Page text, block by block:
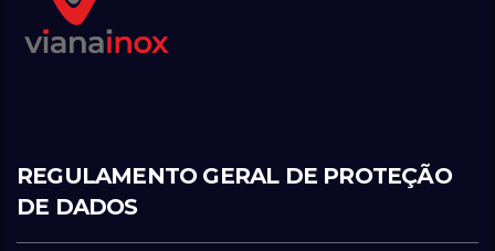
REGULAMENTO GERAL DE PROTEÇÃO
DE DADOS